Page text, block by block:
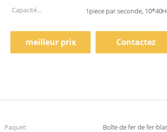
paiement:
Capacité
1piece par seconde,
meilleur prix Contactez
Paquet:
Boîte de fer de fer-